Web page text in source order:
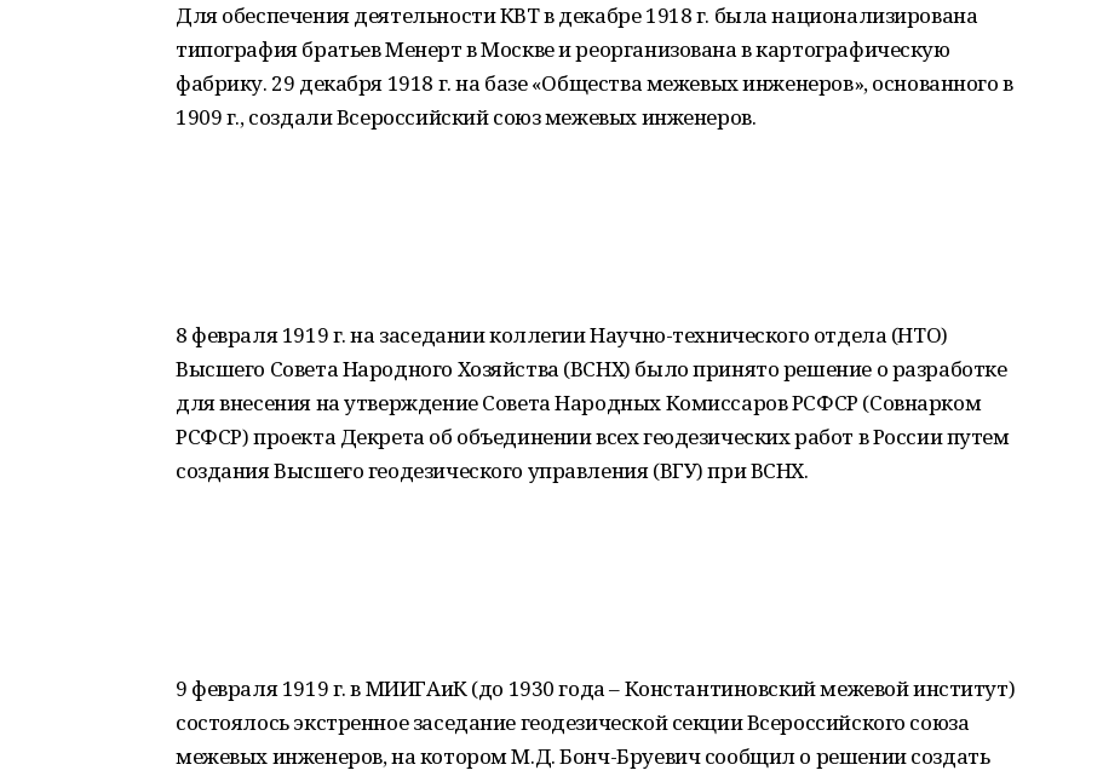
Для обеспечения деятельности КВТ в декабре 1918 г. была национализирована
типография братьев Менерт в Москве и реорганизована в картографическую
фабрику. 29 декабря 1918 г. на базе «Общества межевых инженеров», основанного в
1909 г., создали Всероссийский союз межевых инженеров.
8 февраля 1919 г. на заседании коллегии Научно-технического отдела (НТО)
Высшего Совета Народного Хозяйства (ВСНХ) было принято решение о разработке
для внесения на утверждение Совета Народных Комиссаров РСФСР (Совнарком
РСФСР) проекта Декрета об объединении всех геодезических работ в России путем
создания Высшего геодезического управления (ВГУ) при ВСНХ.
9 февраля 1919 г. в МИИГАиК (до 1930 года – Константиновский межевой институт)
состоялось экстренное заседание геодезической секции Всероссийского союза
межевых инженеров, на котором М.Д. Бонч-Бруевич сообщил о решении создать